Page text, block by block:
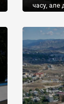
часу, але